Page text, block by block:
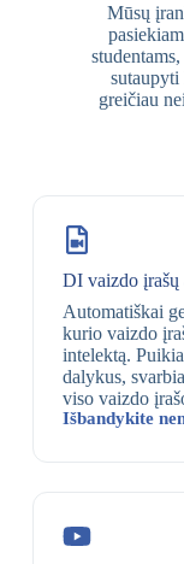
Mūsų
greičiau
DI vaizdo įrašų
Automatiškai
kurio vaizdo
intelektą.
dalykus,
viso vaizdo
Išbandykite